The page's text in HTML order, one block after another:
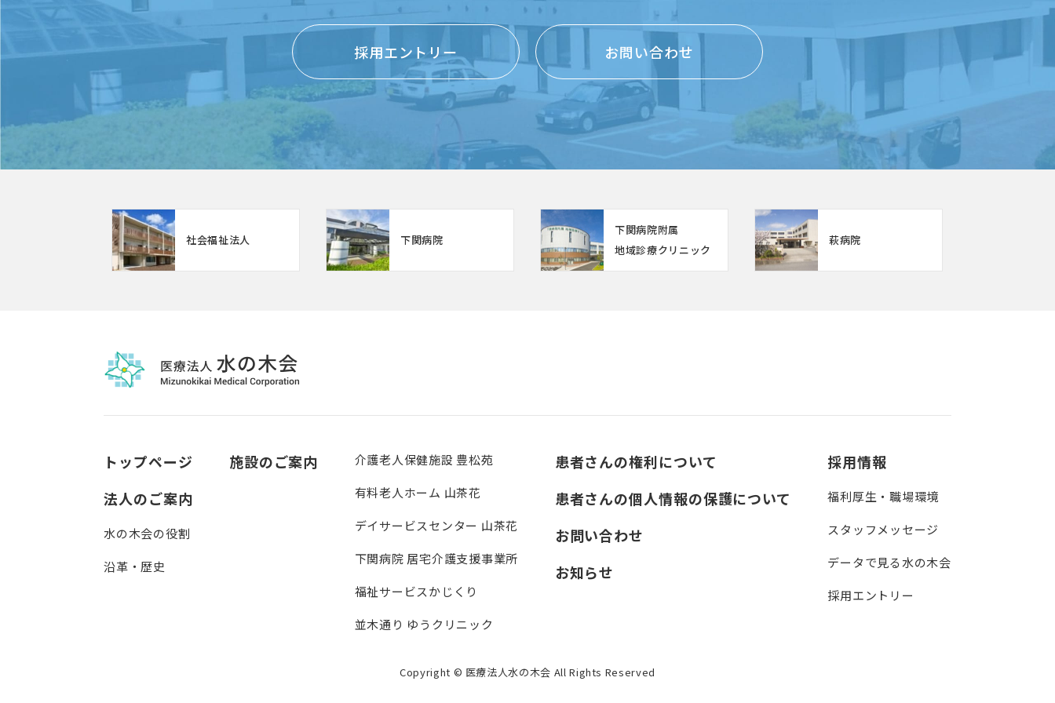
採用エントリー お問い合わせ
社会福祉法人 下関病院
下関病院附属
地域診療クリニック
萩病院
トップページ
法人のご案内
水の木会の役割
沿革・歴史
施設のご案内
介護老人保健施設 豊松苑
有料老人ホーム 山茶花
デイサービスセンター 山茶花
下関病院 居宅介護支援事業所
福祉サービスかじくり
並木通り ゆうクリニック
患者さんの権利について
患者さんの個人情報の保護について
お問い合わせ
お知らせ
採用情報
福利厚生・職場環境
スタッフメッセージ
データで見る水の木会
採用エントリー
Copyright © 医療法人水の木会 All Rights Reserved